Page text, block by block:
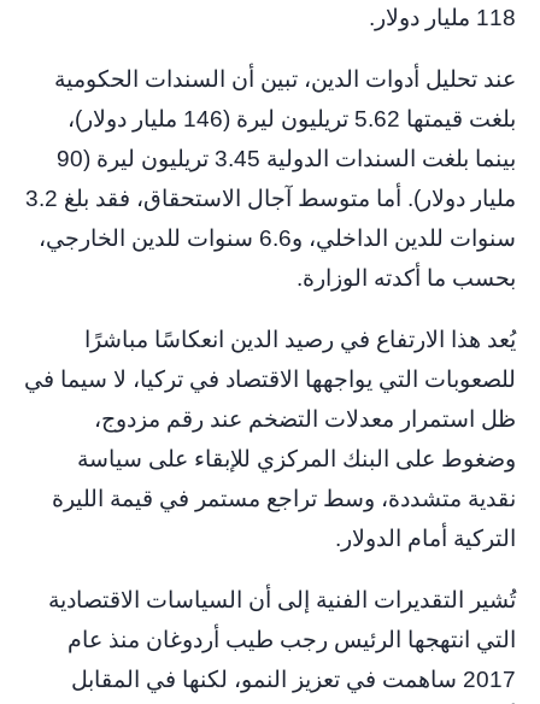
118 مليار دولار.
عند تحليل أدوات الدين، تبين أن السندات الحكومية
بلغت قيمتها 5.62 تريليون ليرة (146 مليار دولار)،
بينما بلغت السندات الدولية 3.45 تريليون ليرة (90
مليار دولار). أما متوسط آجال الاستحقاق، فقد بلغ 3.2
سنوات للدين الداخلي، و6.6 سنوات للدين الخارجي،
بحسب ما أكدته الوزارة.
يُعد هذا الارتفاع في رصيد الدين انعكاسًا مباشرًا
للصعوبات التي يواجهها الاقتصاد في تركيا، لا سيما في
ظل استمرار معدلات التضخم عند رقم مزدوج،
وضغوط على البنك المركزي للإبقاء على سياسة
نقدية متشددة، وسط تراجع مستمر في قيمة الليرة
التركية أمام الدولار.
تُشير التقديرات الفنية إلى أن السياسات الاقتصادية
التي انتهجها الرئيس رجب طيب أردوغان منذ عام
2017 ساهمت في تعزيز النمو، لكنها في المقابل